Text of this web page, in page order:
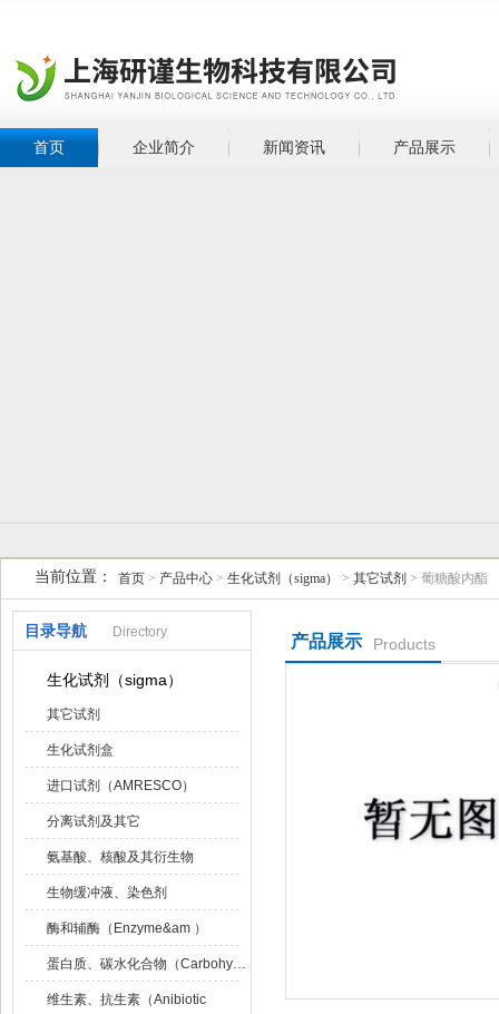
首页 企业简介 新闻资讯 产品展示
当前位置： 首页 > 产品中心 > 生化试剂（sigma） > 其它试剂 > 葡糖酸内酯
目录导航 Directory
生化试剂（sigma）
其它试剂
生化试剂盒
进口试剂（AMRESCO）
分离试剂及其它
氨基酸、核酸及其衍生物
生物缓冲液、染色剂
酶和辅酶（Enzyme&am ）
蛋白质、碳水化合物（Carbohydrat）
维生素、抗生素（Anibiotic
产品展示 Products